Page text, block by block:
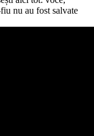
nu au fost salvate